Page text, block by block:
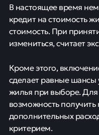
В настоящее время
кредит на стоимость
стоимость. При
измениться, считает
Кроме этого,
сделает равные шансы
жилья при выборе.
возможность получить
дополнительных
критерием.